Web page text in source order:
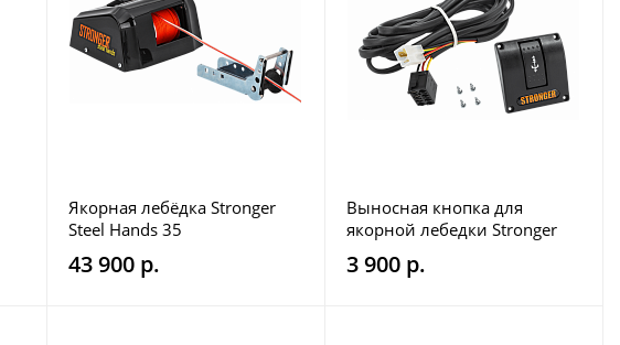
Якорная лебёдка Stronger
Steel Hands 35
43 900 р.
Выносная кнопка для
якорной лебедки Stronger
Стронгер
3 900 р.